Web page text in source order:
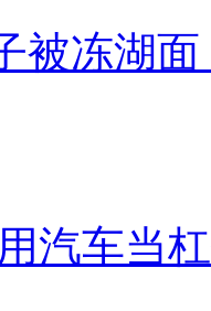
被冻湖
汽车当